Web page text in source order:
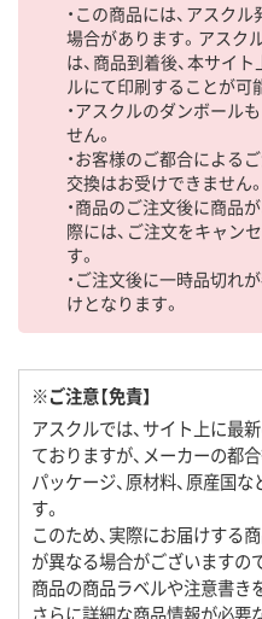
・この商品には、アスク
場合があります。アスク
は、商品到着後、本サイ
ルにて印刷することが可
・アスクルのダンボール
せん。
・お客様のご都合による
交換はお受けできません。
・商品のご注文後に商品
際には、ご注文をキャン
す。
・ご注文後に一時品切れ
けとなります。
※ご注意【免責】
アスクルでは、サイト上に最
ておりますが、メーカーの都合
パッケージ、原材料、原産国
す。
このため、実際にお届けする
が異なる場合がございますの
商品の商品ラベルや注意書き
さらに詳細な商品情報が必要